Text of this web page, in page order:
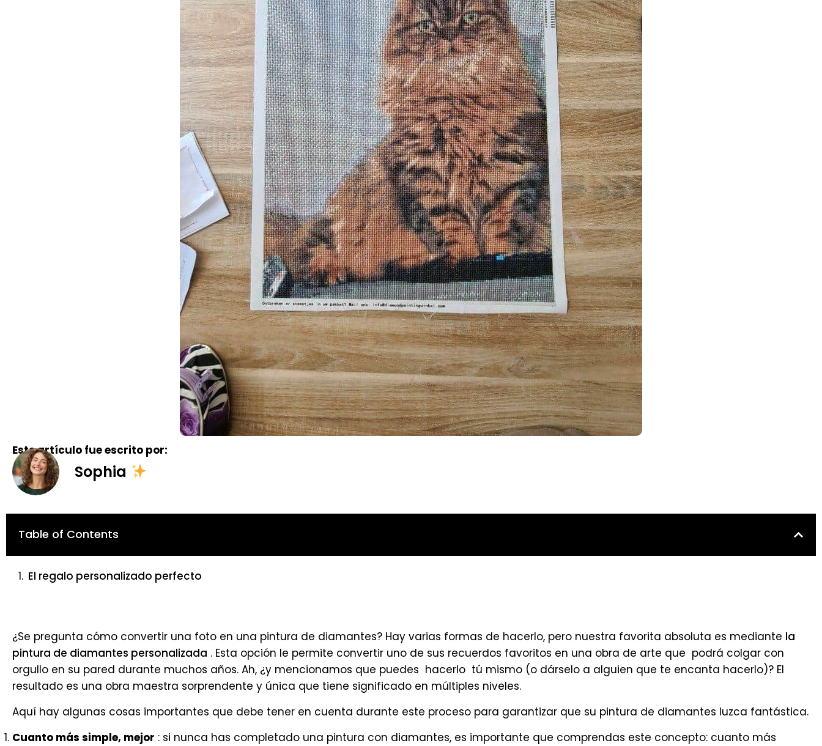
Este artículo fue escrito por:
Sophia
Table of Contents
El regalo personalizado perfecto
¿Se pregunta cómo convertir una foto en una pintura de diamantes? Hay varias formas de hacerlo, pero nuestra favorita absoluta es mediante la
pintura de diamantes personalizada . Esta opción le permite convertir uno de sus recuerdos favoritos en una obra de arte que podrá colgar con
orgullo en su pared durante muchos años. Ah, ¿y mencionamos que puedes hacerlo tú mismo (o dárselo a alguien que te encanta hacerlo)? El
resultado es una obra maestra sorprendente y única que tiene significado en múltiples niveles.
Aquí hay algunas cosas importantes que debe tener en cuenta durante este proceso para garantizar que su pintura de diamantes luzca fantástica.
Cuanto más simple, mejor : si nunca has completado una pintura con diamantes, es importante que comprendas este concepto: cuanto más